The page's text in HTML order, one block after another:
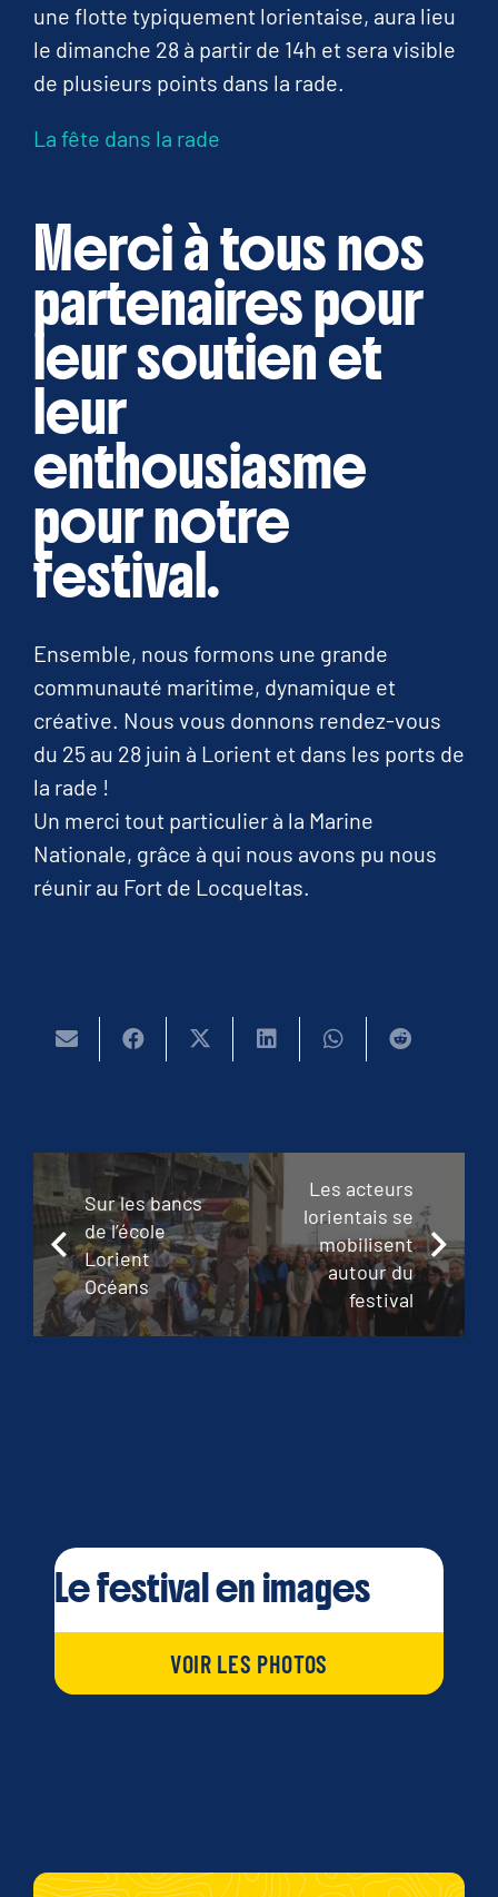
une flotte typiquement lorientaise, aura lieu
le dimanche 28 à partir de 14h et sera visible
de plusieurs points dans la rade.
La fête dans la rade
Merci à tous nos
partenaires pour
leur soutien et
leur
enthousiasme
pour notre
festival.
Ensemble, nous formons une grande
communauté maritime, dynamique et
créative. Nous vous donnons rendez-vous
du 25 au 28 juin à Lorient et dans les ports de
la rade !
Un merci tout particulier à la Marine
Nationale, grâce à qui nous avons pu nous
réunir au Fort de Locqueltas.
Sur les bancs
de l’école
Lorient
Océans
Les acteurs
lorientais se
mobilisent
autour du
festival
Le festival en images
VOIR LES PHOTOS